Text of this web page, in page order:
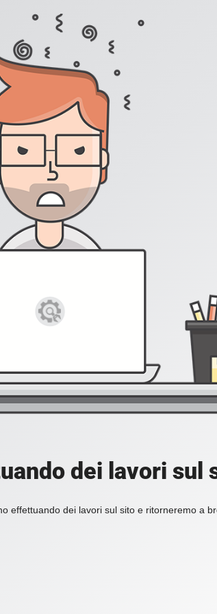
dei lavori sul
effettuando dei lavori sul sito e ritorneremo a